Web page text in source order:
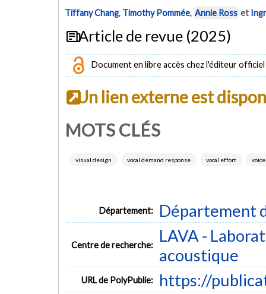
Tiffany Chang, Timothy Pommée, Annie Ross et
Article de revue (2025)
Document en libre accès chez l'éditeur officiel
Un lien externe est
MOTS CLÉS
visual design vocal demand response vocal effort
Département: Département
Centre de recherche:
LAVA -
acoustique
URL de PolyPublie: https://